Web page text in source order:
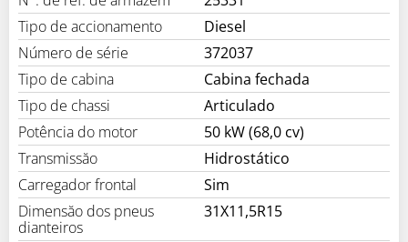
Tipo de accionamento
Diesel
Número de série
372037
Tipo de cabina
Cabina fechada
Tipo de chassi
Articulado
Potência do motor
50 kW (68,0 cv)
Transmissăo
Hidrostático
Carregador frontal
Sim
Dimensăo dos pneus
dianteiros
31X11,5R15